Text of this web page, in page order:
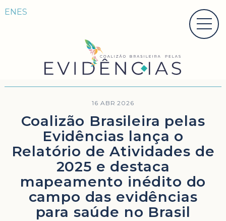
ENES
16 ABR 2026
Coalizão Brasileira pelas
Evidências lança o
Relatório de Atividades de
2025 e destaca
mapeamento inédito do
campo das evidências
para saúde no Brasil